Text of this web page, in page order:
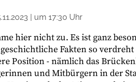
| um 17:30 Uhr
hier nicht zu. Es ist ganz
Fakten so
Position - nämlich das
und Mitbürgern in der